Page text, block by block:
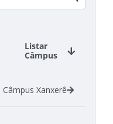
Listar
Câmpus
Câmpus Xanxerê